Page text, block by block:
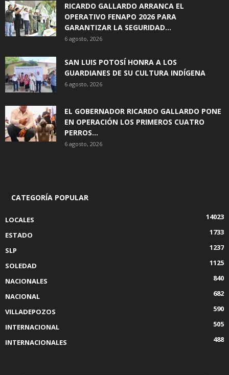
RICARDO GALLARDO ARRANCA EL
OPERATIVO FENAPO 2026 PARA
GARANTIZAR LA SEGURIDAD...
6 agosto, 2026
SAN LUIS POTOSÍ HONRA A LOS
GUARDIANES DE SU CULTURA INDÍGENA
6 agosto, 2026
EL GOBERNADOR RICARDO GALLARDO PONE
EN OPERACIÓN LOS PRIMEROS CUATRO
PERROS...
6 agosto, 2026
CATEGORÍA POPULAR
LOCALES
14023
ESTADO
1733
SLP
1237
SOLEDAD
1125
NACIONALES
840
NACIONAL
682
VILLADEPOZOS
590
INTERNACIONAL
505
INTERNACIONALES
488